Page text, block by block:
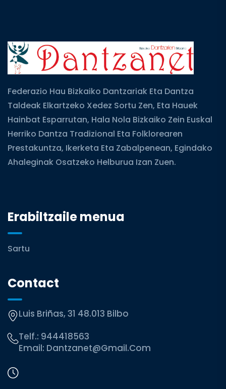
Federazio Hau Bizkaiko Dantzariak Eta Dantza
Taldeak Elkartzeko Xedez Sortu Zen, Eta Hauek
Hainbat Esparrutan, Hala Nola Bizkaiko Zein Euskal
Herriko Dantza Tradizional Eta Folklorearen
Prestakuntza, Ikerketa Eta Zabalpenean, Egindako
Ahaleginak Osatzeko Helburua Izan Zuen.
Erabiltzaile menua
Sartu
Contact
Luis Briñas, 31 48.013 Bilbo
Telf.: 944418563
Email: Dantzanet@gmail.com